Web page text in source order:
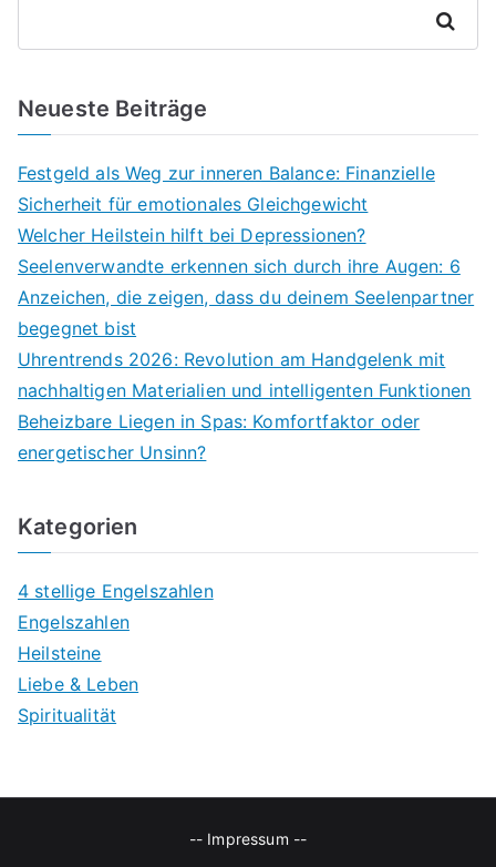
Suchen
Neueste Beiträge
Festgeld als Weg zur inneren Balance: Finanzielle
Sicherheit für emotionales Gleichgewicht
Welcher Heilstein hilft bei Depressionen?
Seelenverwandte erkennen sich durch ihre Augen: 6
Anzeichen, die zeigen, dass du deinem Seelenpartner
begegnet bist
Uhrentrends 2026: Revolution am Handgelenk mit
nachhaltigen Materialien und intelligenten Funktionen
Beheizbare Liegen in Spas: Komfortfaktor oder
energetischer Unsinn?
Kategorien
4 stellige Engelszahlen
Engelszahlen
Heilsteine
Liebe & Leben
Spiritualität
-- Impressum --